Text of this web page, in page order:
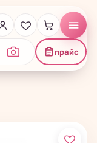
прайс